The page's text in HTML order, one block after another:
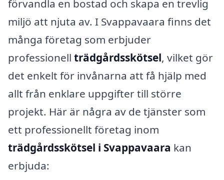
förvandla en bostad och skapa en trevlig
miljö att njuta av. I Svappavaara finns det
många företag som erbjuder
professionell trädgårdsskötsel, vilket gör
det enkelt för invånarna att få hjälp med
allt från enklare uppgifter till större
projekt. Här är några av de tjänster som
ett professionellt företag inom
trädgårdsskötsel i Svappavaara kan
erbjuda: